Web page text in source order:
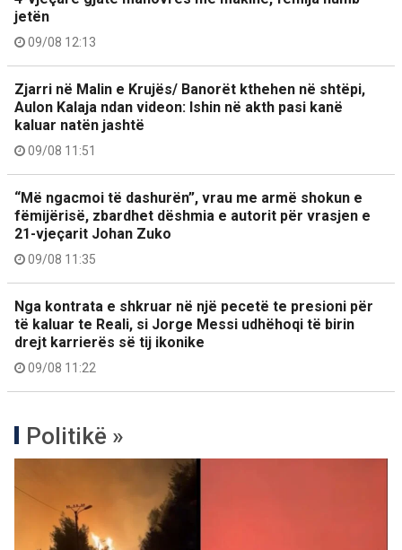
jetën
09/08 12:13
Zjarri në Malin e Krujës/ Banorët kthehen në shtëpi,
Aulon Kalaja ndan videon: Ishin në akth pasi kanë
kaluar natën jashtë
09/08 11:51
“Më ngacmoi të dashurën”, vrau me armë shokun e
fëmijërisë, zbardhet dëshmia e autorit për vrasjen e
21-vjeçarit Johan Zuko
09/08 11:35
Nga kontrata e shkruar në një pecetë te presioni për
të kaluar te Reali, si Jorge Messi udhëhoqi të birin
drejt karrierës së tij ikonike
09/08 11:22
Politikë »